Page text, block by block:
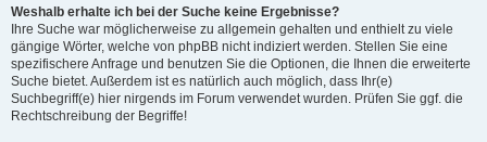
Weshalb erhalte ich bei der Suche keine Ergebnisse?
Ihre Suche war möglicherweise zu allgemein gehalten und enthielt zu viele
gängige Wörter, welche von phpBB nicht indiziert werden. Stellen Sie eine
spezifischere Anfrage und benutzen Sie die Optionen, die Ihnen die erweiterte
Suche bietet. Außerdem ist es natürlich auch möglich, dass Ihr(e)
Suchbegriff(e) hier nirgends im Forum verwendet wurden. Prüfen Sie ggf. die
Rechtschreibung der Begriffe!